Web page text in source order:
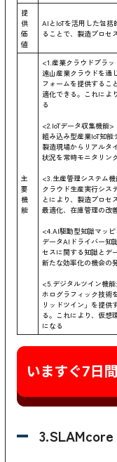
提
供
価
値
AIとIoTを活用した包
ることで、製造プロセ
主
要
機
能
<1.産業クラウドプラ
遠山産業クラウドを通
フォームを提供するこ
適化できる。これによ
る
<2.IoTデータ収集機能>
組み込み型産業IoT知能
製造現場からリアルタ
状況を常時モニタリン
<3.生産管理システム
クラウド生産実行シス
とにより、製造プロセ
最適化、在庫管理の改
<4.AI駆動型知識マッ
データAIドライバー知
セスに関する知識とデ
新たな効率化の機会の
<5.デジタルツイン機
ホログラフィック技術
リッドツイン」を提供
る。これにより、仮想
になる
3.SLAMcore